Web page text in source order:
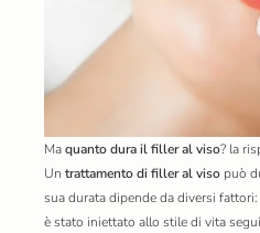
Maquanto dura il filler al viso? la
Un trattamento di filler al viso può
sua durata dipende da diversi
è stato iniettato allo stile di vita